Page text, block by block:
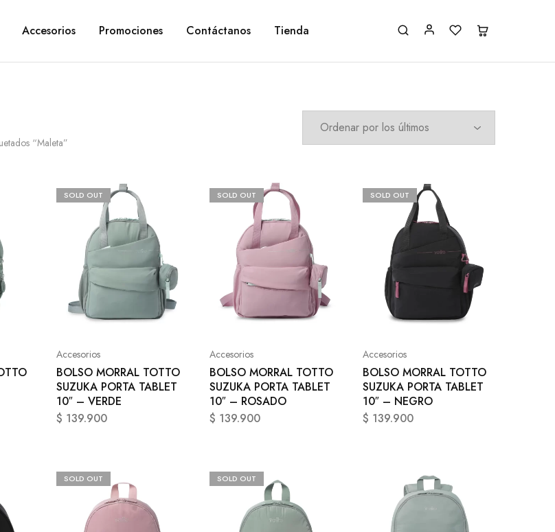
Accesorios Promociones Contáctanos Tienda
“Maleta”
SOLD OUT
Accesorios
BOLSO MORRAL TOTTO
SUZUKA PORTA TABLET
10″ – VERDE
$ 139.900
SOLD OUT
Accesorios
BOLSO MORRAL TOTTO
SUZUKA PORTA TABLET
10″ – ROSADO
$ 139.900
SOLD OUT
Accesorios
BOLSO MORRAL TOTTO
SUZUKA PORTA TABLET
10″ – NEGRO
$ 139.900
SOLD OUT SOLD OUT